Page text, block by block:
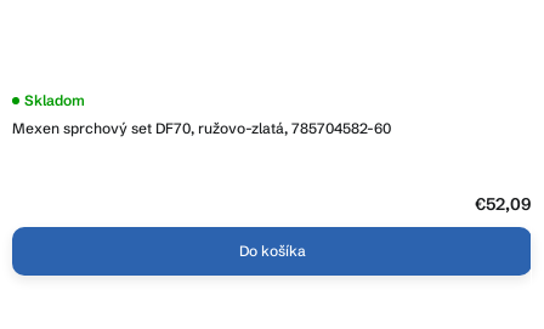
Mexen sprchový set DF70, ružovo-zlatá, 785704582-60
Skladom
€52,09
Do košíka